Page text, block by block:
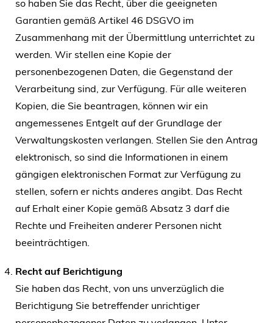
Garantien gemäß Artikel 46 DSGVO im
Zusammenhang mit der Übermittlung unterrichtet zu
werden. Wir stellen eine Kopie der
personenbezogenen Daten, die Gegenstand der
Verarbeitung sind, zur Verfügung. Für alle weiteren
Kopien, die Sie beantragen, können wir ein
angemessenes Entgelt auf der Grundlage der
Verwaltungskosten verlangen. Stellen Sie den Antrag
elektronisch, so sind die Informationen in einem
gängigen elektronischen Format zur Verfügung zu
stellen, sofern er nichts anderes angibt. Das Recht
auf Erhalt einer Kopie gemäß Absatz 3 darf die
Rechte und Freiheiten anderer Personen nicht
beeinträchtigen.
Recht auf Berichtigung
Sie haben das Recht, von uns unverzüglich die
Berichtigung Sie betreffender unrichtiger